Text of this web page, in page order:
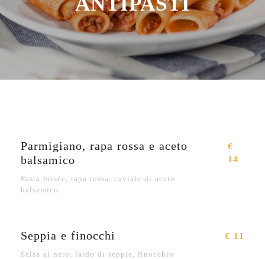
Parmigiano, rapa rossa e aceto
balsamico
Pasta brisée, rapa rossa, caviale di aceto
balsamico
€
14
Seppia e finocchi
Salsa al nero, lardo di seppia, finocchio
€ 11